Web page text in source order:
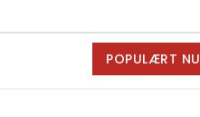
POPULÆRT NU